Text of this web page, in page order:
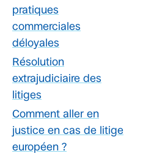
pratiques
commerciales
déloyales
Résolution
extrajudiciaire des
litiges
Comment aller en
justice en cas de litige
européen ?